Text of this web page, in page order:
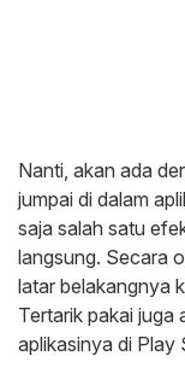
Nanti, akan ada
jumpai di dalam
saja salah satu
langsung. Secara
latar belakangnya
Tertarik pakai juga
aplikasinya di Play